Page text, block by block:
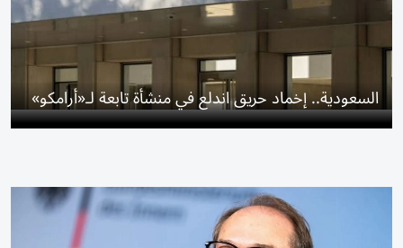
السعودية.. إخماد حريق اندلع في منشأة تابعة لـ«أرامكو»